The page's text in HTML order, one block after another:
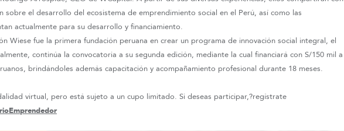
sobre el desarrollo del ecosistema de emprendimiento social en el Perú, así como las
actualmente para su desarrollo y financiamiento.
Wiese fue la primera fundación peruana en crear un programa de innovación social integral, el
continúa la convocatoria a su segunda edición, mediante la cual financiará con S/150 mil a
brindándoles además capacitación y acompañamiento profesional durante 18 meses.
virtual, pero está sujeto a un cupo limitado. Si deseas participar,?regístrate